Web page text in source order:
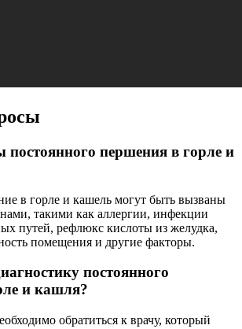
першения в горле и
в горле и кашель могут быть вызваны
такими как аллергии, инфекции
путей, рефлюкс кислоты из желудка,
помещения и другие факторы.
постоянного
и кашля?
обратиться к врачу, который